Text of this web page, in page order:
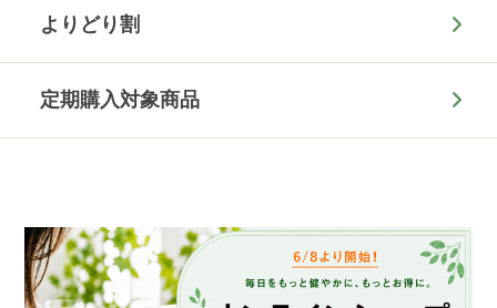
よりどり割
定期購入対象商品